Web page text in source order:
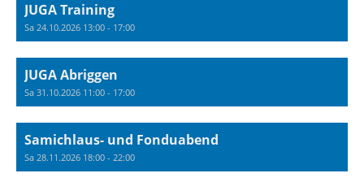
JUGA Training
Sa 24.10.2026 13:00 - 17:00
JUGA Abriggen
Sa 31.10.2026 11:00 - 17:00
Samichlaus- und Fonduabend
Sa 28.11.2026 18:00 - 22:00